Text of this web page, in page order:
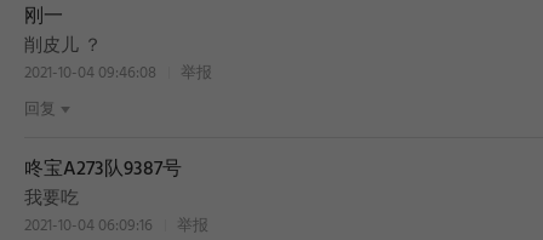
刚一
削皮儿 ？
2021-10-04 09:46:08
举报
回复
咚宝A273队9387号
我要吃
2021-10-04 06:09:16
举报